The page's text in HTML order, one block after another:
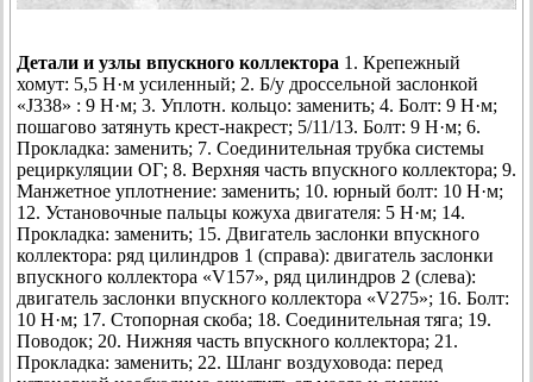
Детали и узлы впускного коллектора 1. Крепежный
хомут: 5,5 Н·м усиленный; 2. Б/у дроссельной заслонкой
«J338» : 9 Н·м; 3. Уплотн. кольцо: заменить; 4. Болт: 9 Н·м;
пошагово затянуть крест-накрест; 5/11/13. Болт: 9 Н·м; 6.
Прокладка: заменить; 7. Соединительная трубка системы
рециркуляции ОГ; 8. Верхняя часть впускного коллектора; 9.
Манжетное уплотнение: заменить; 10. юрный болт: 10 Н·м;
12. Установочные пальцы кожуха двигателя: 5 Н·м; 14.
Прокладка: заменить; 15. Двигатель заслонки впускного
коллектора: ряд цилиндров 1 (справа): двигатель заслонки
впускного коллектора «V157», ряд цилиндров 2 (слева):
двигатель заслонки впускного коллектора «V275»; 16. Болт:
10 Н·м; 17. Стопорная скоба; 18. Соединительная тяга; 19.
Поводок; 20. Нижняя часть впускного коллектора; 21.
Прокладка: заменить; 22. Шланг воздуховода: перед